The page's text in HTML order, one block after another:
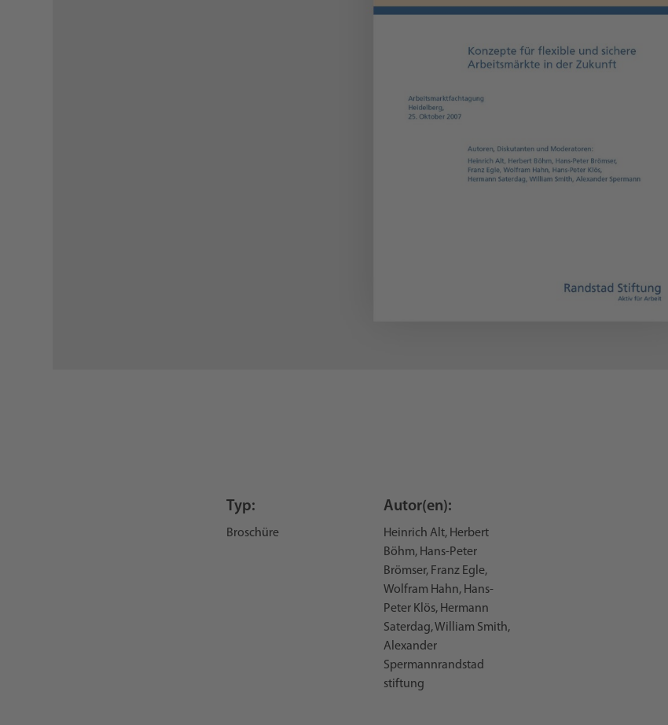
Typ:
Broschüre
Autor(en):
Heinrich Alt, Herbert
Böhm, Hans-Peter
Brömser, Franz Egle,
Wolfram Hahn, Hans-
Peter Klös, Hermann
Saterdag, William Smith,
Alexander
Spermannrandstad
stiftung